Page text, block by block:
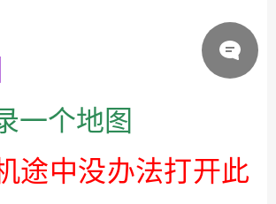
一个地图
途中没办法打开此